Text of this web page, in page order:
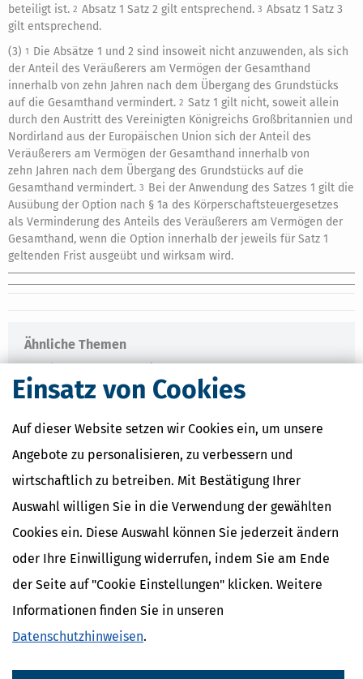
Einsatz von Cookies
Auf dieser Website setzen wir Cookies ein, um unsere
Angebote zu personalisieren, zu verbessern und
wirtschaftlich zu betreiben. Mit Bestätigung Ihrer
Auswahl willigen Sie in die Verwendung der gewählten
Cookies ein. Diese Auswahl können Sie jederzeit ändern
oder Ihre Einwilligung widerrufen, indem Sie am Ende
der Seite auf "Cookie Einstellungen" klicken. Weitere
Informationen finden Sie in unseren
Datenschutzhinweisen.
beteiligt ist. 2 Absatz 1 Satz 2 gilt entsprechend. 3 Absatz 1 Satz 3
gilt entsprechend.
(3) 1 Die Absätze 1 und 2 sind insoweit nicht anzuwenden, als sich
der Anteil des Veräußerers am Vermögen der Gesamthand
innerhalb von zehn Jahren nach dem Übergang des Grundstücks
auf die Gesamthand vermindert. 2 Satz 1 gilt nicht, soweit allein
durch den Austritt des Vereinigten Königreichs Großbritannien und
Nordirland aus der Europäischen Union sich der Anteil des
Veräußerers am Vermögen der Gesamthand innerhalb von
zehn Jahren nach dem Übergang des Grundstücks auf die
Gesamthand vermindert. 3 Bei der Anwendung des Satzes 1 gilt die
Ausübung der Option nach § 1a des Körperschaftsteuergesetzes
als Verminderung des Anteils des Veräußerers am Vermögen der
Gesamthand, wenn die Option innerhalb der jeweils für Satz 1
geltenden Frist ausgeübt und wirksam wird.
Ähnliche Themen
Wohnen, Haus & Vermietung
Immobilien
Verwandte Lexikon-Begriffe
Vermieterbescheinigung
Vergleichswertverfahren
Abbruchkosten
Abstandszahlung
Anschaffungsnaher Aufwand